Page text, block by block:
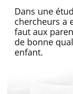
Dans une
chercheurs a
faut aux
de bonne
enfant.